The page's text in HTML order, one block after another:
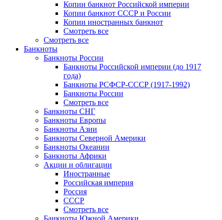
Копии банкнот Российской империи
Копии банкнот СССР и России
Копии иностранных банкнот
Смотреть все
Смотреть все
Банкноты
Банкноты России
Банкноты Российской империи (до 1917
года)
Банкноты РСФСР-СССР (1917-1992)
Банкноты России
Смотреть все
Банкноты СНГ
Банкноты Европы
Банкноты Азии
Банкноты Северной Америки
Банкноты Океании
Банкноты Африки
Акции и облигации
Иностранные
Российская империя
Россия
СССР
Смотреть все
Банкноты Южной Америки